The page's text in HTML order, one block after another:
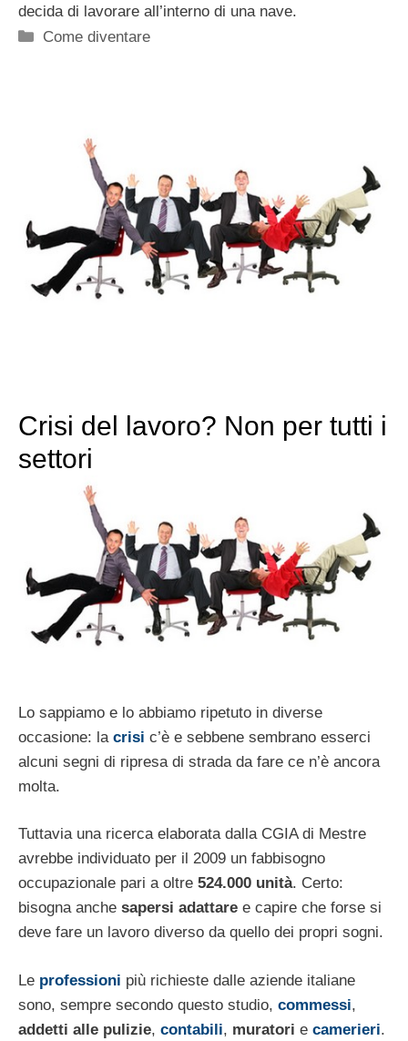
decida di lavorare all’interno di una nave.
Categorie
Come diventare
Crisi del lavoro? Non per tutti i
settori
Lo sappiamo e lo abbiamo ripetuto in diverse
occasione: la crisi c’è e sebbene sembrano esserci
alcuni segni di ripresa di strada da fare ce n’è ancora
molta.
Tuttavia una ricerca elaborata dalla CGIA di Mestre
avrebbe individuato per il 2009 un fabbisogno
occupazionale pari a oltre 524.000 unità. Certo:
bisogna anche sapersi adattare e capire che forse si
deve fare un lavoro diverso da quello dei propri sogni.
Le professioni più richieste dalle aziende italiane
sono, sempre secondo questo studio, commessi,
addetti alle pulizie, contabili, muratori e camerieri.